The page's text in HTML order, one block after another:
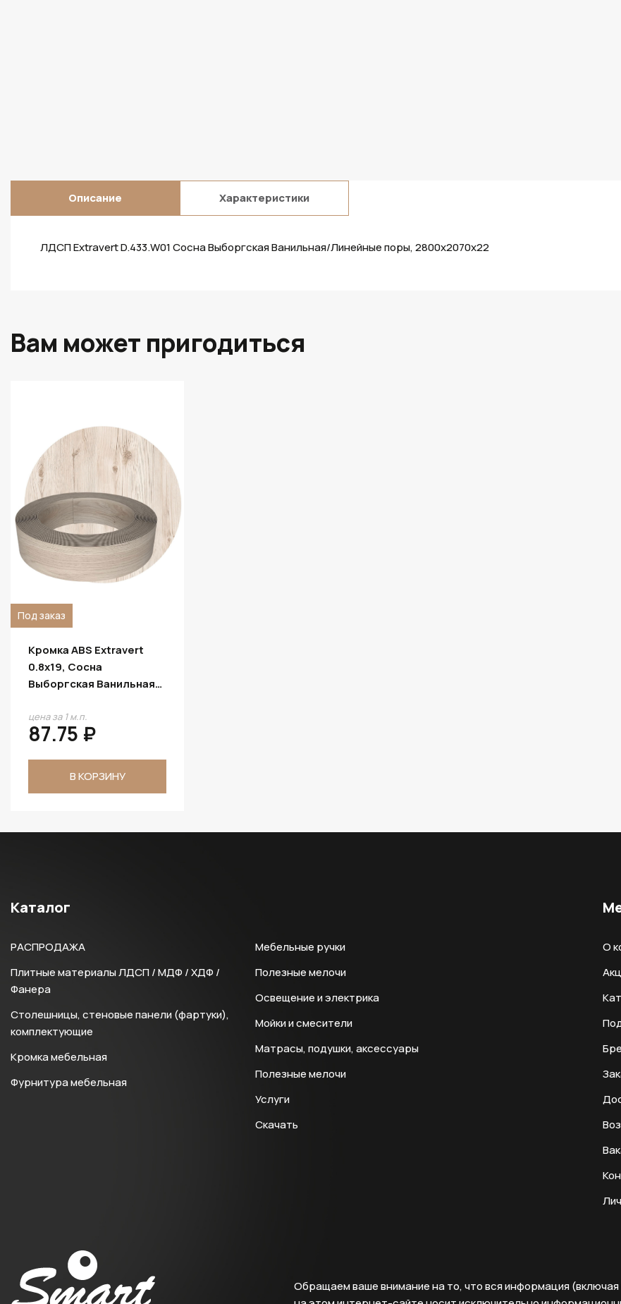
Описание Характеристики
ЛДСП Extravert D.433.W01 Сосна Выборгская Ванильная/Линейные поры, 2800х2070х22
Вам может пригодиться
Под заказ
Кромка ABS Extravert
0.8х19, Сосна
Выборгская Ванильная
цена за 1 м.п.
87.75 ₽
В КОРЗИНУ
Каталог
РАСПРОДАЖА
Плитные материалы ЛДСП / МДФ / ХДФ /
Фанера
Столешницы, стеновые панели (фартуки),
комплектующие
Кромка мебельная
Фурнитура мебельная
Мебельные ручки
Полезные мелочи
Освещение и электрика
Мойки и смесители
Матрасы, подушки, аксессуары
Полезные мелочи
Услуги
Скачать
О
Обращаем ваше внимание на то, что вся информация